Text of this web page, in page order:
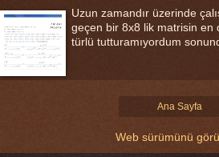
Uzun zamandır üzerinde
geçen bir 8x8 lik matrisin en
türlü tutturamıyordum
Ana Sayfa
Web sürümünü